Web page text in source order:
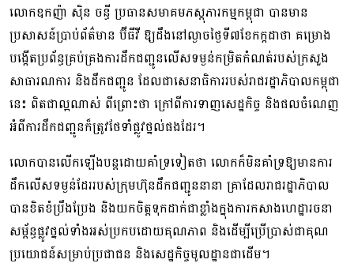
លោកឧកញ៉ា ស៊ិន ចន្ធី ប្រធានសមាគមភស្តុភារកម្មកម្ពុជា បានមាន
ប្រសាសន៍ប្រាប់ព័ត៌មាន ប៊ីធីវី ឱ្យដឹងនៅល្ងាចថ្ងៃទី៧ខែកក្កដា​ថា គម្រោង
បង្កើត​ប្រព័ន្ធ​គ្រប់​គ្រង​ការ​ដឹក​ជញ្ជូន​លើ​ស​ទម្ងន់​កម្រិតកំណត់របស់ក្រសួង
សាធារណការ និងដឹកជញ្ជូន ដែលជាសេនាធិការ​របស់​រាជ​រដ្ឋាភិបាល​កម្ពុជា​
នេះ ​ពិតជាល្អណាស់ ពីព្រោះថា ក្រៅពីការទាញសេដ្ឋកិច្ច និងផលចំណេញ​
អំពី​ការ​ដឹក​ជញ្ជូន​ក៏ត្រូវថែទាំផ្លូវថ្នល់ផងដែរ។
លោកបានលើកឡើងបន្តដោយគាំទ្រទៀតថា លោកក៏មិនគាំ​ទ្រ​ឱ្យ​មាន​ការ​
ដឹក​លើស​ទម្ងន់​ដែរ​របស់​ក្រុម​ហ៊ុនដឹកជញ្ជូននានា គ្រាដែលរាជរដ្ឋាភិបាល
បានខិតខំប្រឹងប្រែង និងយកចិត្ត​ទុក​ដាក់​ជា​ខ្លាំង​ក្នុងការកសាងហេដ្ឋារចនា
សម្ព័ន្ធផ្លូវថ្នល់ទាំងអស់ប្រកបដោយគុណភាព និ​ង​ដើម្បី​ប្រើ​ប្រាស់​ជា​គុណ
ប្រយោជន៍សម្រាប់ប្រជាជន និងសេដ្ឋកិច្ចមូលដ្ឋានជាដើម។